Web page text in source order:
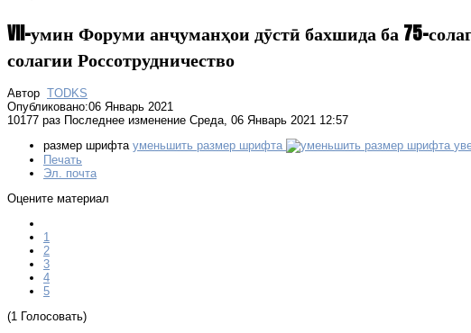
VII-умин Форуми анҷуманҳои дӯстӣ бахшида ба 75-
солагии Россотрудничество
Автор TODKS
Опубликовано:06 Январь 2021
10177 раз Последнее изменение Среда, 06 Январь 2021 12:57
размер шрифта уменьшить размер шрифта
Печать
Эл. почта
Оцените материал
1
2
3
4
5
(1 Голосовать)